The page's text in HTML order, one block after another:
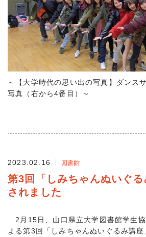
～【大学時代の思い出の写真】ダンス
写真（右から4番目）～
2023.02.16 図書館
第3回「しみちゃんぬいぐ
されました
2月15日、山口県立大学図書館学生
よる第3回「しみちゃんぬいぐるみ講座